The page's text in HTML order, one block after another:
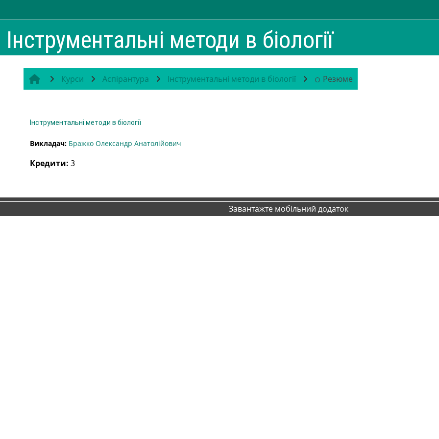
Інструментальні методи в біології
Курси Аспірантура Інструментальні методи в біології Резюме
Інструментальні методи в біології
Викладач: Бражко Олександр Анатолійович
Кредити:3
Завантажте мобільний додаток